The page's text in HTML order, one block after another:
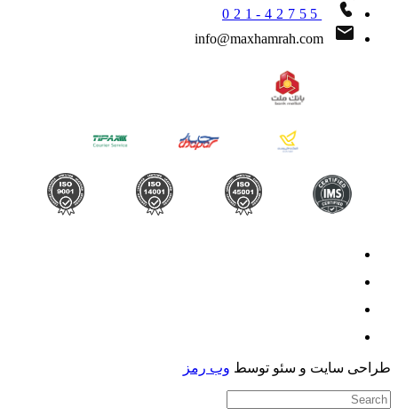
021-42755
info@maxhamrah.com
سایت و سئو توسطوب رمز